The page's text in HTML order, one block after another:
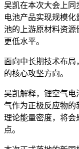
吴凯在本次大会上同
电池产品实现规模
池的上游原材料资源
更低水平。
面向中长期技术布
的核心攻坚方向。
吴凯解释，锂空气电
气作为正极反应物的
理论能量密度，将会
点。